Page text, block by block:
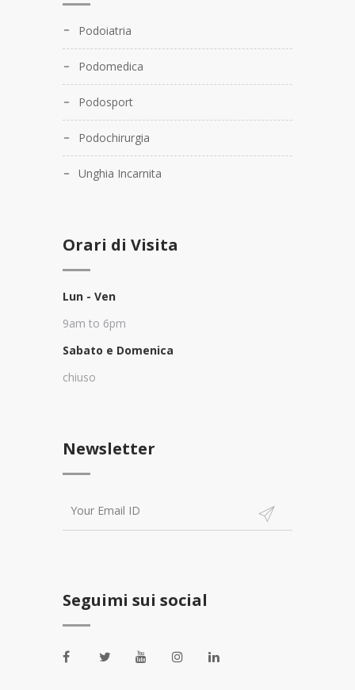
Podoiatria
Podomedica
Podosport
Podochirurgia
Unghia Incarnita
Orari di Visita
Lun - Ven
9am to 6pm
Sabato e Domenica
chiuso
Newsletter
Seguimi sui social